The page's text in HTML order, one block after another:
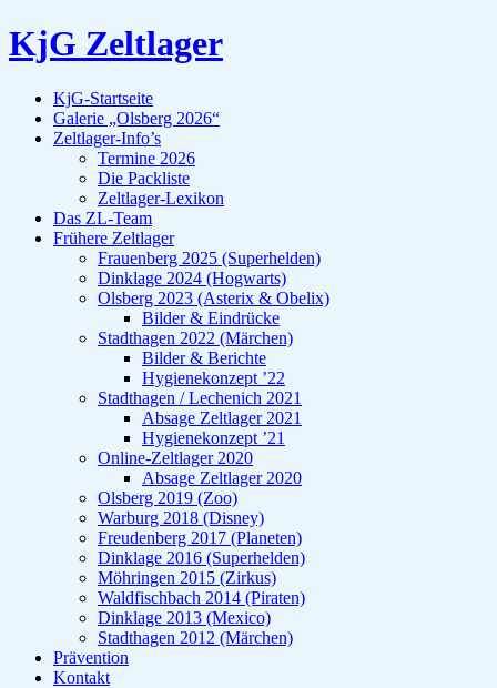
KjG Zeltlager
KjG-Startseite
Galerie „Olsberg 2026“
Zeltlager-Info’s
Termine 2026
Die Packliste
Zeltlager-Lexikon
Das ZL-Team
Frühere Zeltlager
Frauenberg 2025 (Superhelden)
Dinklage 2024 (Hogwarts)
Olsberg 2023 (Asterix & Obelix)
Bilder & Eindrücke
Stadthagen 2022 (Märchen)
Bilder & Berichte
Hygienekonzept ’22
Stadthagen / Lechenich 2021
Absage Zeltlager 2021
Hygienekonzept ’21
Online-Zeltlager 2020
Absage Zeltlager 2020
Olsberg 2019 (Zoo)
Warburg 2018 (Disney)
Freudenberg 2017 (Planeten)
Dinklage 2016 (Superhelden)
Möhringen 2015 (Zirkus)
Waldfischbach 2014 (Piraten)
Dinklage 2013 (Mexico)
Stadthagen 2012 (Märchen)
Prävention
Kontakt